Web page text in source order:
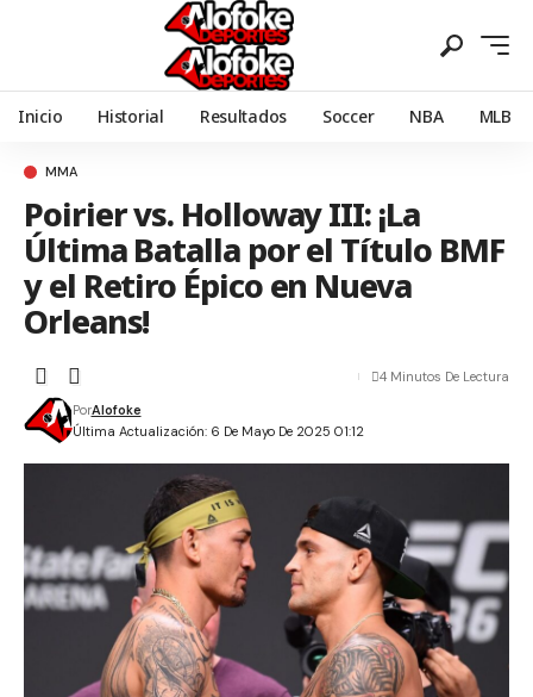
Inicio Historial Resultados Soccer NBA MLB
MMA
Poirier vs. Holloway III: ¡La
Última Batalla por el Título BMF
y el Retiro Épico en Nueva
Orleans!
Última Actualización: 6 De Mayo De 2025 01:12
PorAlofoke
4 Minutos De Lectura